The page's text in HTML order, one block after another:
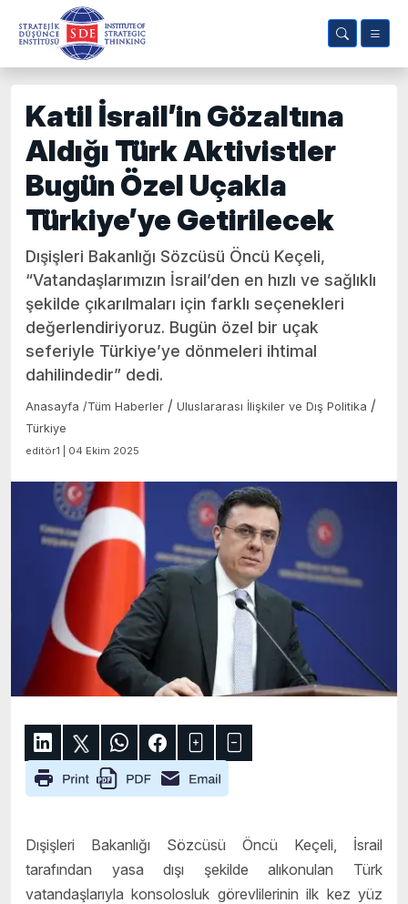
Katil İsrail’in Gözaltına
Aldığı Türk Aktivistler
Bugün Özel Uçakla
Türkiye’ye Getirilecek
Dışişleri Bakanlığı Sözcüsü Öncü Keçeli,
“Vatandaşlarımızın İsrail’den en hızlı ve sağlıklı
şekilde çıkarılmaları için farklı seçenekleri
değerlendiriyoruz. Bugün özel bir uçak
seferiyle Türkiye’ye dönmeleri ihtimal
dahilindedir” dedi.
Anasayfa /Tüm Haberler / Uluslararası İlişkiler ve Dış Politika /
Türkiye
editör1 | 04 Ekim 2025
Dışişleri Bakanlığı Sözcüsü Öncü Keçeli, İsrail
tarafından yasa dışı şekilde alıkonulan Türk
vatandaşlarıyla konsolosluk görevlilerinin ilk kez yüz